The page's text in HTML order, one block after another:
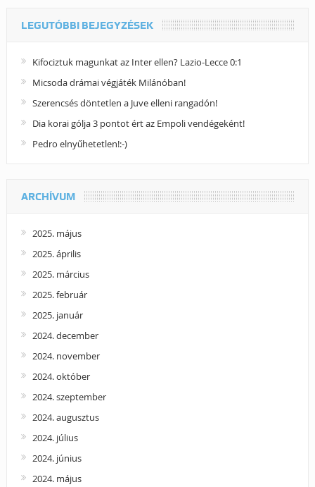
LEGUTÓBBI BEJEGYZÉSEK
Kifociztuk magunkat az Inter ellen? Lazio-Lecce 0:1
Micsoda drámai végjáték Milánóban!
Szerencsés döntetlen a Juve elleni rangadón!
Dia korai gólja 3 pontot ért az Empoli vendégeként!
Pedro elnyűhetetlen!:-)
ARCHÍVUM
2025. május
2025. április
2025. március
2025. február
2025. január
2024. december
2024. november
2024. október
2024. szeptember
2024. augusztus
2024. július
2024. június
2024. május